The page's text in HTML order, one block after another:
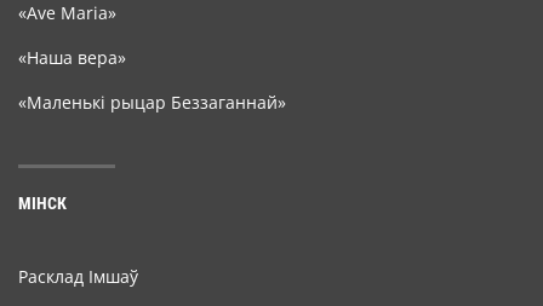
«Ave Maria»
«Наша вера»
«Маленькі рыцар Беззаганнай»
МІНСК
Расклад Імшаў